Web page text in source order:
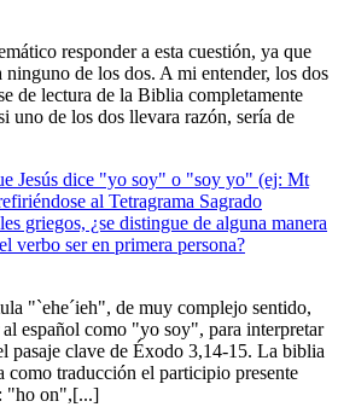
responder a esta cuestión, ya que
de los dos. A mi entender, los dos
de lectura de la Biblia completamente
uno de los dos llevara razón, sería de
Jesús dice "yo soy" o "soy yo" (ej: Mt
al Tetragrama Sagrado
griegos, ¿se distingue de alguna manera
verbo ser en primera persona?
"`ehe´ieh", de muy complejo sentido,
español como "yo soy", para interpretar
pasaje clave de Éxodo 3,14-15. La biblia
traducción el participio presente
"ho on",[...]